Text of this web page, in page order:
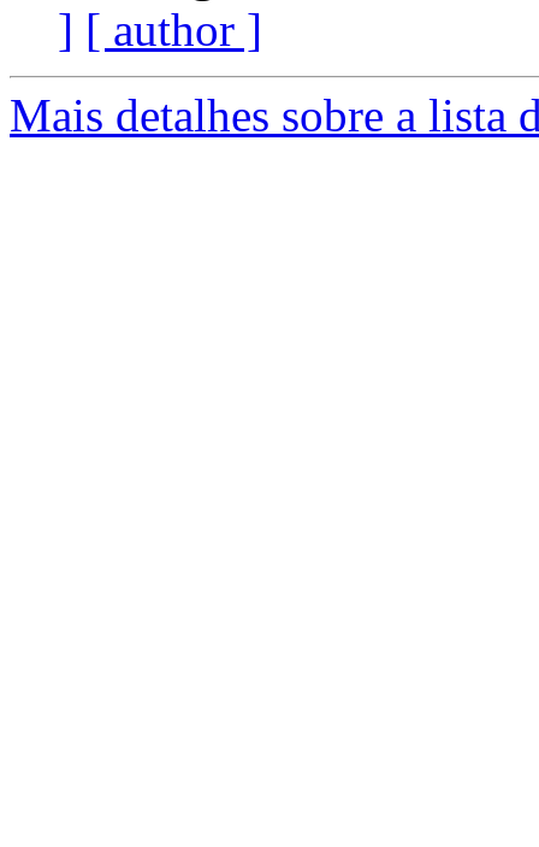
] [ author ]
Mais detalhes sobre a lista